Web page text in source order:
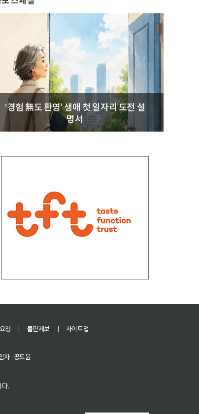
‘경험 無도 환영’ 생애 첫 일자리 도전 설
명서
청 ㅣ 불편제보 ㅣ
사이트맵
자 : 공도윤
다.